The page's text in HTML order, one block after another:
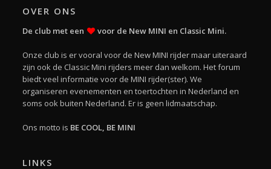
OVER ONS
De club met een voor de New MINI en Classic Mini.
Onze club is er vooral voor de New MINI rijder maar uiteraard
zijn ook de Classic Mini rijders meer dan welkom. Het forum
biedt veel informatie voor de MINI rijder(ster). We
organiseren evenementen en toertochten in Nederland en
soms ook buiten Nederland. Er is geen lidmaatschap.
Ons motto is BE COOL, BE MINI
LINKS